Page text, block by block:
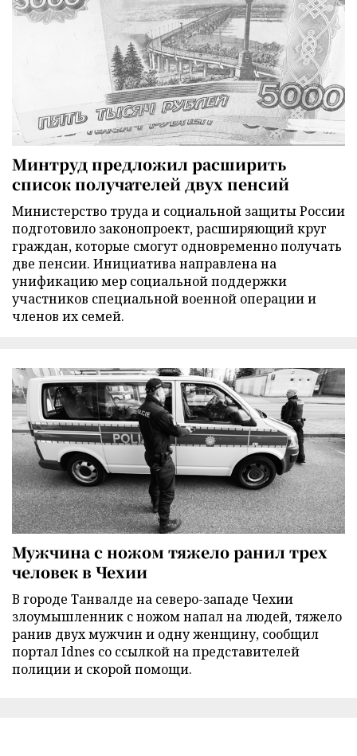
Минтруд предложил расширить
список получателей двух пенсий
Министерство труда и социальной защиты России
подготовило законопроект, расширяющий круг
граждан, которые смогут одновременно получать
две пенсии. Инициатива направлена на
унификацию мер социальной поддержки
участников специальной военной операции и
членов их семей.
Мужчина с ножом тяжело ранил трех
человек в Чехии
В городе Танвалде на северо-западе Чехии
злоумышленник с ножом напал на людей, тяжело
ранив двух мужчин и одну женщину, сообщил
портал Idnes со ссылкой на представителей
полиции и скорой помощи.